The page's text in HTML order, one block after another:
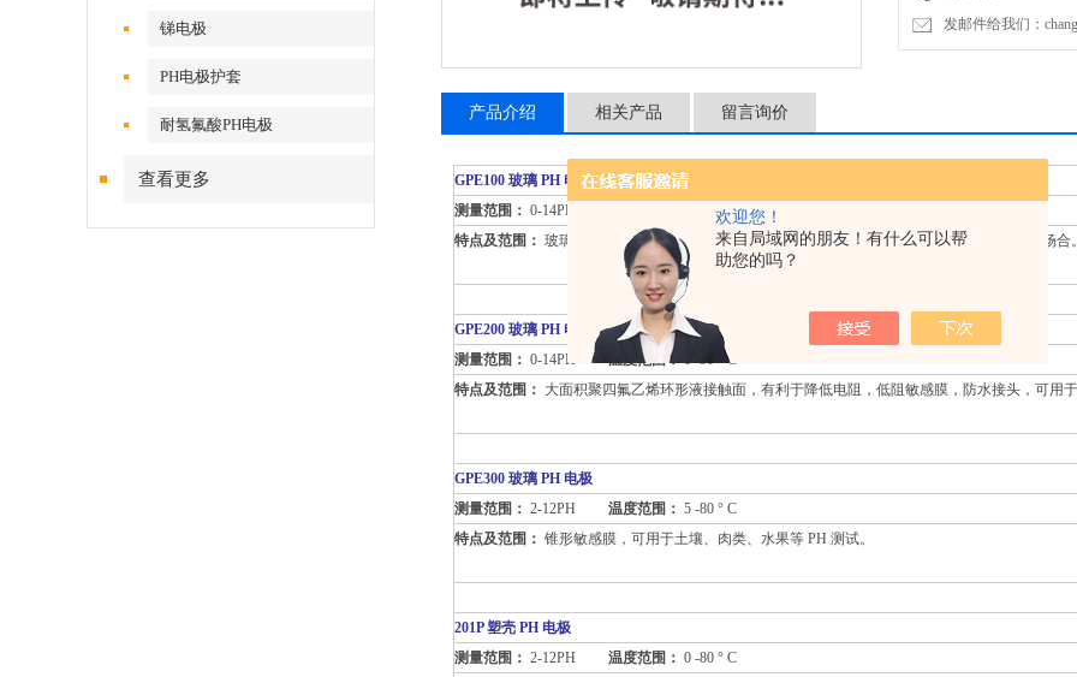
欢迎您！
来自局域网的朋友！有什么可以帮
助您的吗？
锑电极
PH电极护套
耐氢氟酸PH电极
查看更多
发邮件给我们：
产品介绍 相关产品 留言询价
GPE100 玻璃 PH 电极
测量范围： 0-14PH
0 -90 ° C
特点及范围： 玻璃外壳，凝胶 KCL 防水接头，半圆敏感膜，易清洗，用于一般工业，实验室场合
GPE200 玻璃 PH 电极
测量范围： 0-14PH 温度范围：0 -90 ° C
特点及范围： 大面积聚四氟乙烯环形液接触面，有利于降低电阻，低阻敏感膜，防水接头，可用
GPE300 玻璃 PH 电极
测量范围： 2-12PH 温度范围： 5 -80 ° C
特点及范围： 锥形敏感膜，可用于土壤、肉类、水果等 PH 测试。
201P塑壳 PH 电极
测量范围： 2-12PH 温度范围： 0 -80 ° C